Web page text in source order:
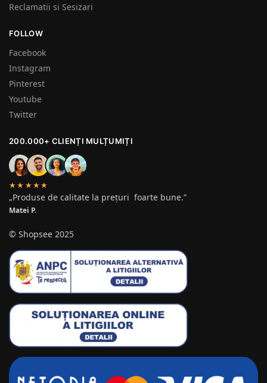
Reclamatii si Sesizari
FOLLOW
Facebook
Instagram
Pinterest
Youtube
Twitter
200.000+ CLIENȚI MULȚUMIȚI
★★★★★
„Produse de calitate la prețuri foarte bune.”
Matei P.
© Shopsee 2025